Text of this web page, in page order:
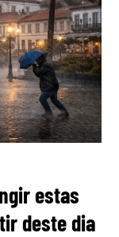
estas
deste dia